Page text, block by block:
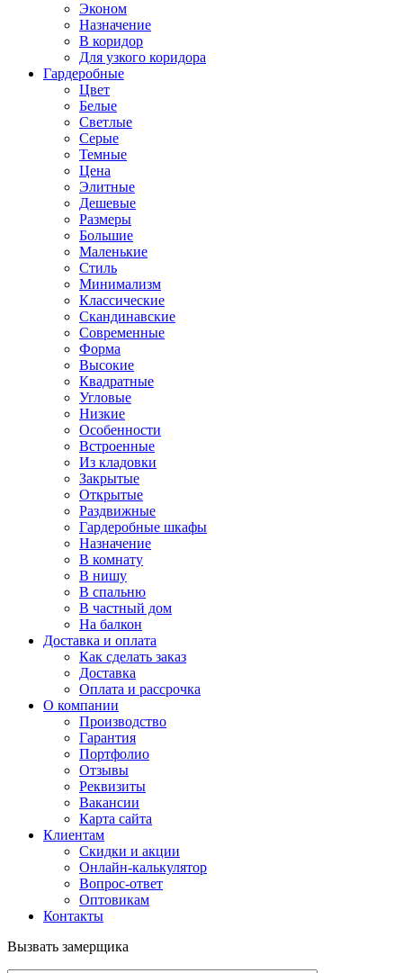
Эконом
Назначение
В коридор
Для узкого коридора
Гардеробные
Цвет
Белые
Светлые
Серые
Темные
Цена
Элитные
Дешевые
Размеры
Большие
Маленькие
Стиль
Минимализм
Классические
Скандинавские
Современные
Форма
Высокие
Квадратные
Угловые
Низкие
Особенности
Встроенные
Из кладовки
Закрытые
Открытые
Раздвижные
Гардеробные шкафы
Назначение
В комнату
В нишу
В спальню
В частный дом
На балкон
Доставка и оплата
Как сделать заказ
Доставка
Оплата и рассрочка
О компании
Производство
Гарантия
Портфолио
Отзывы
Реквизиты
Вакансии
Карта сайта
Клиентам
Скидки и акции
Онлайн-калькулятор
Вопрос-ответ
Оптовикам
Контакты
Вызвать замерщика